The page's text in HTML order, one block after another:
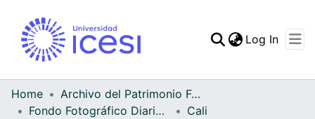
Statistics
Log In
Home
Archivo del Patrimonio Fotográfico y Fílmico del Valle del Cauca
Fondo Fotográfico Diario Occidente
Cali